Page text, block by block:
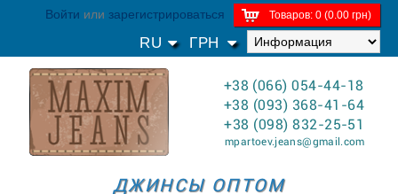
Товаров: 0 (0.00 грн)
Войти или зарегистрироваться
ГРН
RU
ДЖИНСЫ ОПТОМ
+38 (066) 054-44-18
+38 (093) 368-41-64
+38 (098) 832-25-51
mpartoev.jeans@gmail.com